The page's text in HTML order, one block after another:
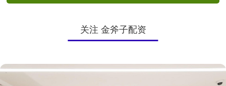
关注 金斧子配资